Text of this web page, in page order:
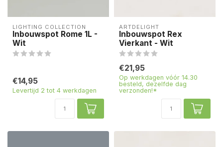
LIGHTING COLLECTION
Inbouwspot Rome 1L -
Wit
€14,95
Levertijd 2 tot 4 werkdagen
ARTDELIGHT
Inbouwspot Rex
Vierkant - Wit
€21,95
Op werkdagen vóór 14.30
besteld, dezelfde dag
verzonden!*